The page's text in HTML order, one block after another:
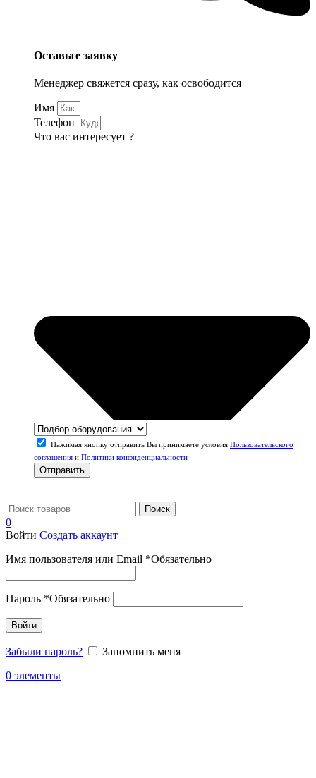
Оставьте заявку
Менеджер свяжется сразу, как освободится
Имя
Телефон
Что вас интересует ?
Нажимая кнопку отправить Вы принимаете условия Пользовательского
соглашения и Политики конфиденциальности
Отправить
Поиск
0
Войти Создать аккаунт
Имя пользователя или Email *Обязательно
Пароль *Обязательно
Войти
Забыли пароль?
Запомнить меня
0 элементы